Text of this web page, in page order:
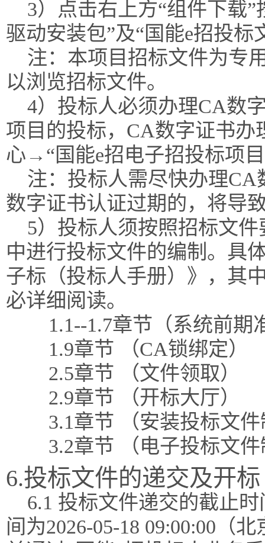
3）点击右上方“组件下载
驱动安装包”及“国能e招投标
注：本项目招标文件为专
以浏览招标文件。
4）投标人必须办理CA数
项目的投标，CA数字证书
心→“国能e招电子招投标项
注：投标人需尽快办理
数字证书认证过期的，将导
5）投标人须按照招标文
中进行投标文件的编制。具
子标（投标人手册）》，其
必详细阅读。
1.1--1.7章节（系统前期
1.9章节 （CA锁绑定）
2.5章节 （文件领取）
2.9章节 （开标大厅）
3.1章节 （安装投标文
3.2章节 （电子投标文
6.投标文件的递交及开标
6.1 投标文件递交的截止
间为2026-05-18 09:00:00（